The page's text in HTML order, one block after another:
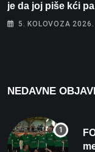
je da joj piše kći
bez 1000 eura
5. KOLOVOZA 2026.
NEDAVNE